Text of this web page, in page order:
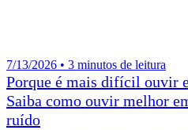
7/13/2026 • 3 minutos de leitura
Porque é mais difícil ouvir
Saiba como ouvir melhor
ruído